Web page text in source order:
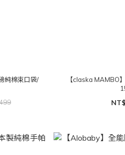
純棉束口袋/
【claska MAMBO